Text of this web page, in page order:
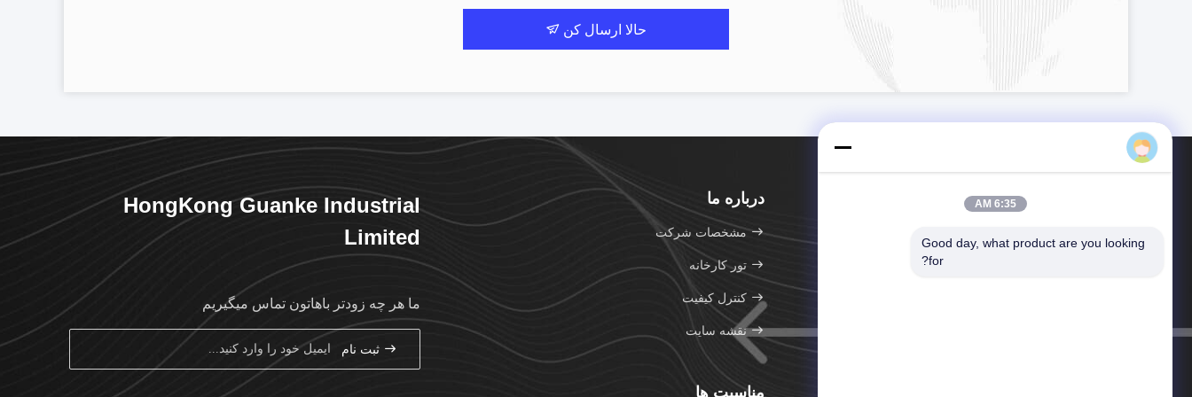
حالا ارسال کن
تلفن：86-769-2270-5821
درباره ما
مشخصات شرکت
تور کارخانه
کنترل کیفیت
نقشه سایت
مناسبت ها
HongKong Guanke Industrial
Limited
ما هر چه زودتر باهاتون تماس ميگيريم
ثبت نام
6:35 AM
Good day, what product are you looking
for?